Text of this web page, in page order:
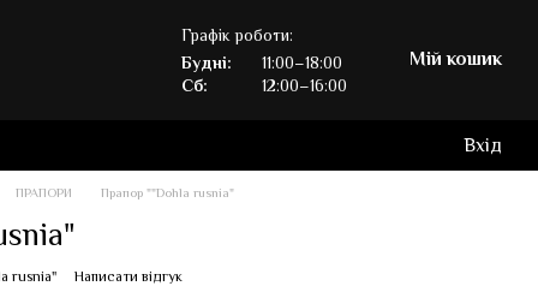
Графік роботи:
Будні:
11:00–18:00
Сб:
12:00–16:00
Мій кошик
Вхід
ПРАПОРИ Прапор ""Dohla rusnia"
rusnia" Написати відгук